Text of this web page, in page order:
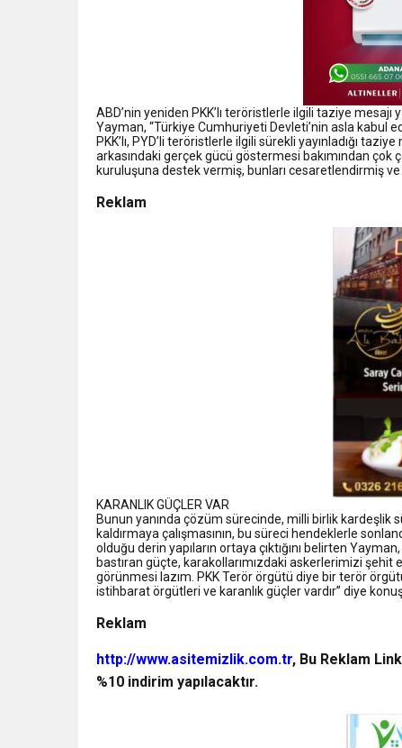
ABD’nin yeniden PKK’lı teröristlerle ilgili taziye
Yayman, “Türkiye Cumhuriyeti Devleti’nin asla kabul
PKK’lı, PYD’li teröristlerle ilgili sürekli yayınladığı
arkasındaki gerçek gücü göstermesi bakımından çok
kuruluşuna destek vermiş, bunları cesaretlendirmiş
Reklam
KARANLIK GÜÇLER VAR
Bunun yanında çözüm sürecinde, milli birlik kardeşlik
kaldırmaya çalışmasının, bu süreci hendeklerle
olduğu derin yapıların ortaya çıktığını belirten
bastıran güçte, karakollarımızdaki askerlerimizi
görünmesi lazım. PKK Terör örgütü diye bir terör
istihbarat örgütleri ve karanlık güçler vardır” diye
Reklam
http://www.asitemizlik.com.tr, Bu Reklam
%10 indirim yapılacaktır.